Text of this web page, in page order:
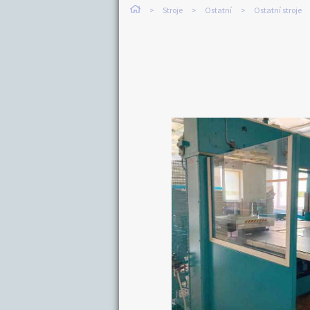
Stroje Ostatní Ostatní stroje